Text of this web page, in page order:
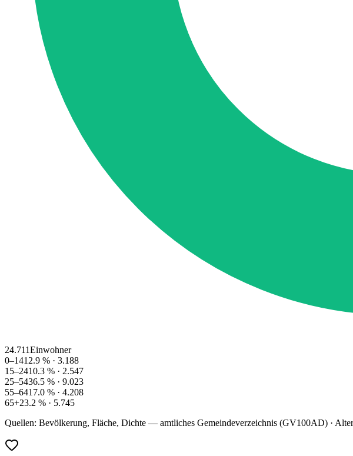
24.711Einwohner
0–1412.9 % · 3.188
15–2410.3 % · 2.547
25–5436.5 % · 9.023
55–6417.0 % · 4.208
65+23.2 % · 5.745
Quellen: Bevölkerung, Fläche, Dichte — amtliches Gemeindeverzeichnis (GV100AD) ·